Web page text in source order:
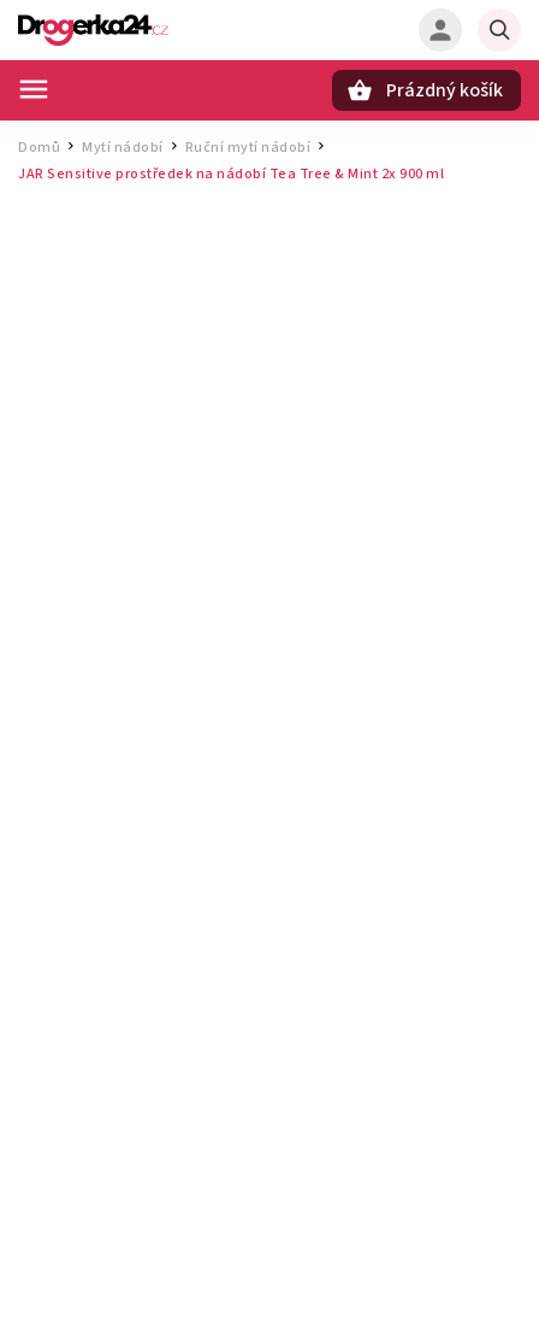
Prázdný košík
Domů / Mytí nádobí Ruční mytí nádobí /
JAR Sensitive prostředek na nádobí Tea Tree & Mint 2x 900 ml